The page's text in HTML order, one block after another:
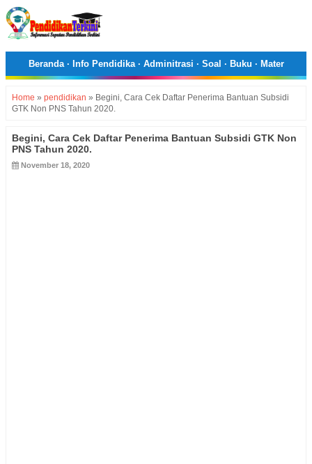
Beranda· Info Pendidika· Adminitrasi · Soal · Buku · Mater
Home » pendidikan » Begini, Cara Cek Daftar Penerima Bantuan Subsidi
GTK Non PNS Tahun 2020.
Begini, Cara Cek Daftar Penerima Bantuan Subsidi GTK Non
PNS Tahun 2020.
November 18, 2020